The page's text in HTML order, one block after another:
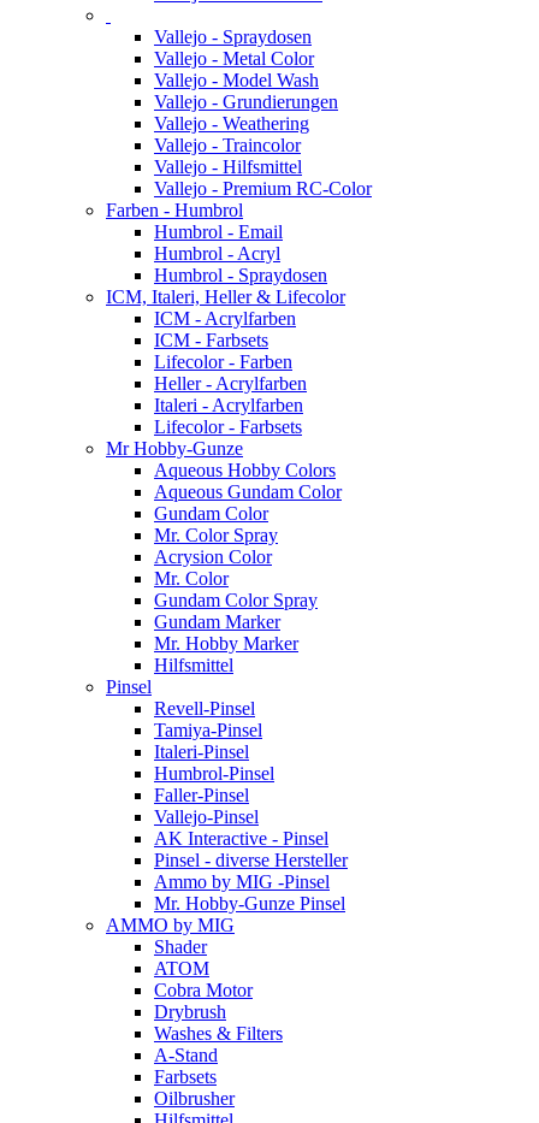
Vallejo - Spraydosen
Vallejo - Metal Color
Vallejo - Model Wash
Vallejo - Grundierungen
Vallejo - Weathering
Vallejo - Traincolor
Vallejo - Hilfsmittel
Vallejo - Premium RC-Color
Farben - Humbrol
Humbrol - Email
Humbrol - Acryl
Humbrol - Spraydosen
ICM, Italeri, Heller & Lifecolor
ICM - Acrylfarben
ICM - Farbsets
Lifecolor - Farben
Heller - Acrylfarben
Italeri - Acrylfarben
Lifecolor - Farbsets
Mr Hobby-Gunze
Aqueous Hobby Colors
Aqueous Gundam Color
Gundam Color
Mr. Color Spray
Acrysion Color
Mr. Color
Gundam Color Spray
Gundam Marker
Mr. Hobby Marker
Hilfsmittel
Pinsel
Revell-Pinsel
Tamiya-Pinsel
Italeri-Pinsel
Humbrol-Pinsel
Faller-Pinsel
Vallejo-Pinsel
AK Interactive - Pinsel
Pinsel - diverse Hersteller
Ammo by MIG -Pinsel
Mr. Hobby-Gunze Pinsel
AMMO by MIG
Shader
ATOM
Cobra Motor
Drybrush
Washes & Filters
A-Stand
Farbsets
Oilbrusher